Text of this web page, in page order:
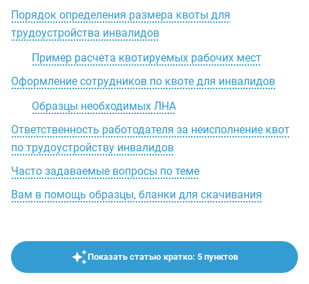
Порядок определения размера квоты для
трудоустройства инвалидов
Пример расчета квотируемых рабочих мест
Оформление сотрудников по квоте для инвалидов
Образцы необходимых ЛНА
Ответственность работодателя за неисполнение квот
по трудоустройству инвалидов
Часто задаваемые вопросы по теме
Вам в помощь образцы, бланки для скачивания
Показать статью кратко: 5 пунктов